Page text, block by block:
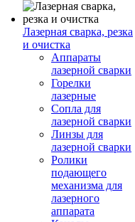
Лазерная сварка, резка
и очистка
Аппараты
лазерной сварки
Горелки
лазерные
Сопла для
лазерной сварки
Линзы для
лазерной сварки
Ролики
подающего
механизма для
лазерного
аппарата